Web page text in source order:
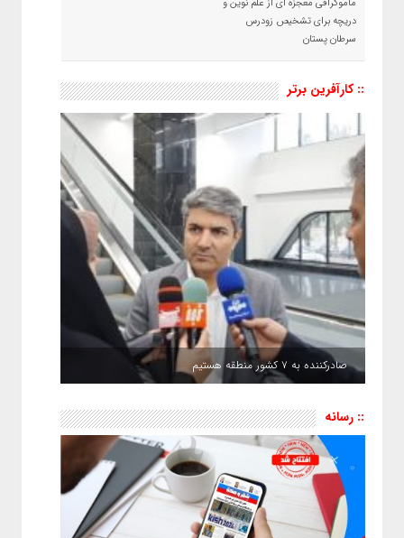
ماموگرافی معجزه ای از علم نوین و
دریچه برای تشخیص زودرس
سرطان پستان
:: کارآفرین برتر
صادرکننده به ۷ کشور منطقه هستیم
:: رسانه